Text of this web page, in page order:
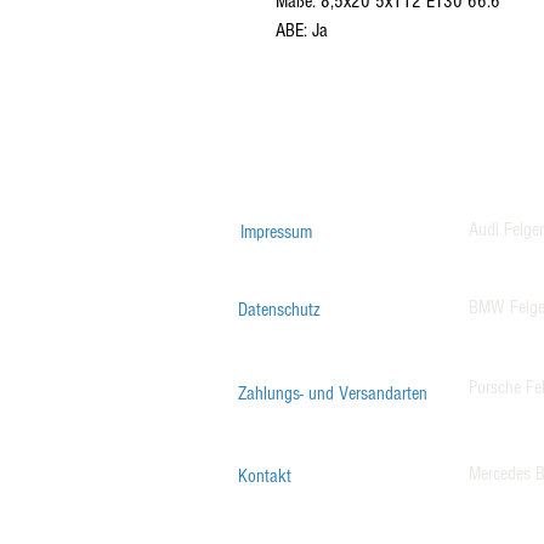
ABE: Ja
Impressum
Datenschutz
Zahlungs- und Versandarten
Kontakt
Audi
BMW
Porsche
Mercedes